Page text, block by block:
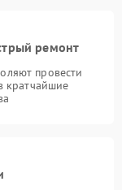
ремонт
провести
кратчайшие